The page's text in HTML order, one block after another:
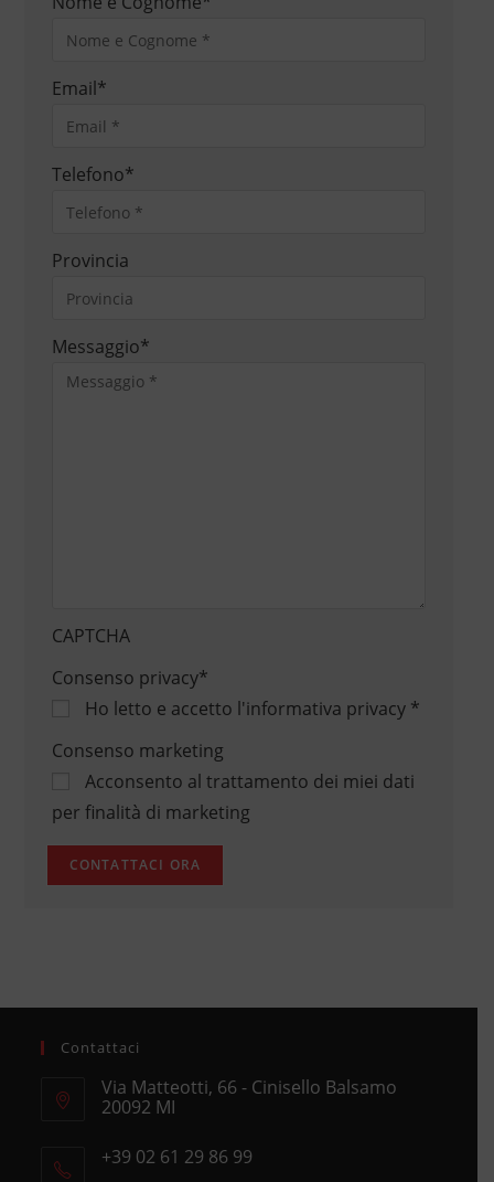
Email*
Telefono*
Provincia
Messaggio*
CAPTCHA
Consenso privacy*
Ho letto e accetto l'informativa privacy*
Consenso marketing
Acconsento al trattamento dei miei dati
per finalità di marketing
Contattaci
Via Matteotti, 66 - Cinisello Balsamo
20092 MI
in
+39 02 61 29 86 99